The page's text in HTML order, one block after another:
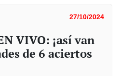
27/10/2024
VIVO: ¡así van
de 6 aciertos